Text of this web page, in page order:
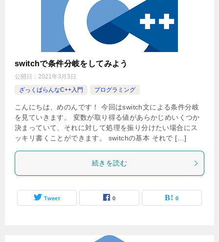
switchで条件分岐をしてみよう
公開日： 2021年3月3日
ざっくばらんなC++入門
プログラミング
こんにちは、めのんです！ 今回はswitch文による条件分岐
を見ていきます。 変数が取り得る値があらかじめいくつか
決まっていて、それに対して処理を振り分けたい場合にス
ッキリ書くことができます。 switchの基本 それで […]
続きを読む
Tweet 0 0